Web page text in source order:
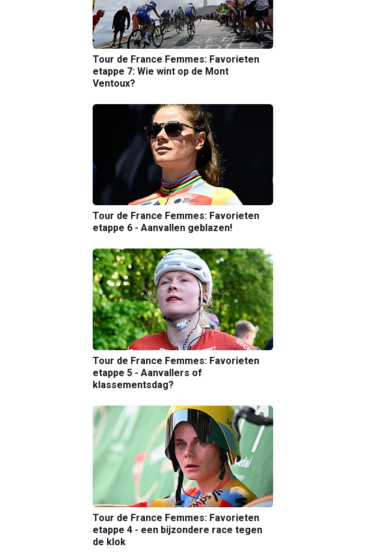
Tour de France Femmes: Favorieten
etappe 7: Wie wint op de Mont
Ventoux?
Tour de France Femmes: Favorieten
etappe 6 - Aanvallen geblazen!
Tour de France Femmes: Favorieten
etappe 5 - Aanvallers of
klassementsdag?
Tour de France Femmes: Favorieten
etappe 4 - een bijzondere race tegen
de klok